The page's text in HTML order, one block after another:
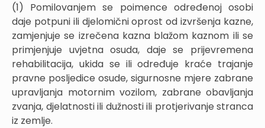
(1) Pomilovanjem se poimence određenoj osobi
daje potpuni ili djelomični oprost od izvršenja kazne,
zamjenjuje se izrečena kazna blažom kaznom ili se
primjenjuje uvjetna osuda, daje se prijevremena
rehabilitacija, ukida se ili određuje kraće trajanje
pravne posljedice osude, sigurnosne mjere zabrane
upravljanja motornim vozilom, zabrane obavljanja
zvanja, djelatnosti ili dužnosti ili protjerivanje stranca
iz zemlje.